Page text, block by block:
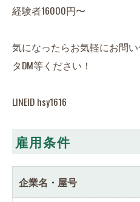
経験者16000円〜
気になったらお気軽にお問い
タDM等ください！
LINEID hsy1616
雇用条件
企業名・屋号